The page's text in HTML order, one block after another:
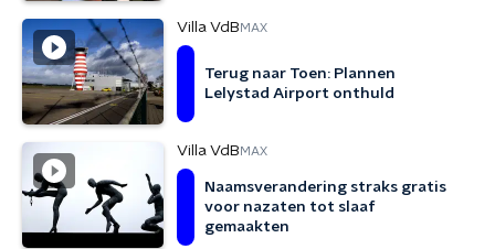
Villa VdB MAX
Terug naar Toen: Plannen
Lelystad Airport onthuld
Villa VdB MAX
Naamsverandering straks gratis
voor nazaten tot slaaf
gemaakten